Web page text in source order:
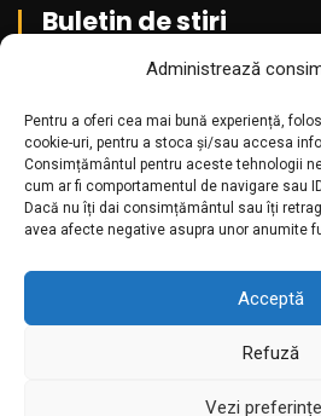
Administrează
Pentru a oferi cea mai bună experiență,
cookie-uri, pentru a stoca și/sau accesa
Consimțământul pentru aceste tehnologii
cum ar fi comportamentul de navigare sau
Dacă nu îți dai consimțământul sau îți
avea afecte negative asupra unor anumite
Acceptă
Refuză
Vezi
Buletin de stiri
Aboneaza-te pentru a primi
noastra!